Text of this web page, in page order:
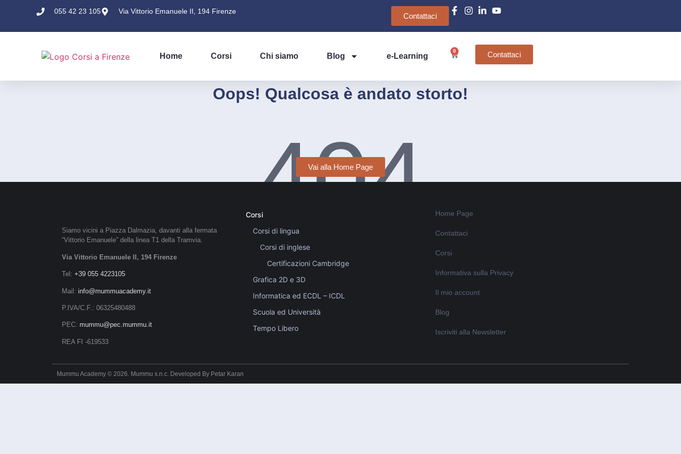
055 42 23 105 Via Vittorio Emanuele II, 194 Firenze
Contattaci
Home Corsi Chi siamo Blog e-Learning
0 Contattaci
Oops! Qualcosa è andato storto!
404
Vai alla Home Page
Siamo vicini a Piazza Dalmazia, davanti alla fermata
“Vittorio Emanuele” della linea T1 della Tramvia.
Via Vittorio Emanuele II, 194 Firenze
Tel: +39 055 4223105
Mail: info@mummuacademy.it
P.IVA/C.F.: 06325480488
PEC: mummu@pec.mummu.it
REA FI -619533
Corsi
Corsi di lingua
Corsi di inglese
Certificazioni Cambridge
Grafica 2D e 3D
Informatica ed ECDL – ICDL
Scuola ed Università
Tempo Libero
Home Page
Contattaci
Corsi
Informativa sulla Privacy
Il mio account
Blog
Iscriviti alla Newsletter
Mummu Academy © 2026. Mummu s.n.c. Developed By Petar Karan